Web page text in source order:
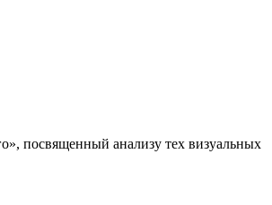
посвященный анализу тех визуальных